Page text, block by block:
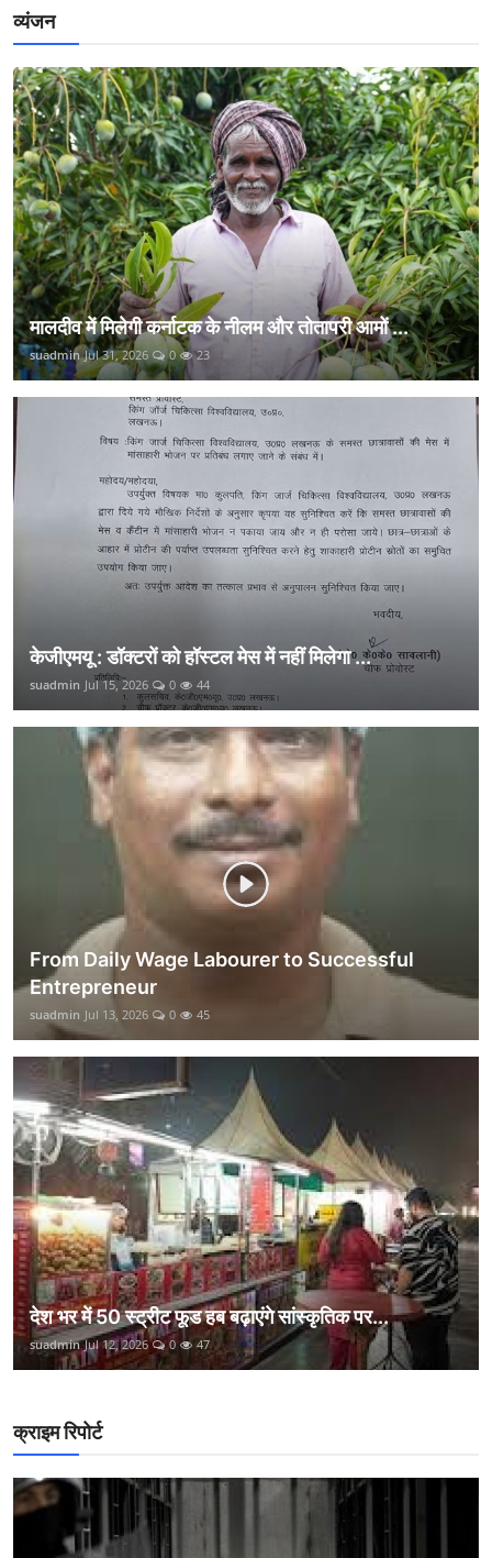
व्यंजन
मालदीव में मिलेगी कर्नाटक के नीलम और तोतापरी आमों ...
suadmin Jul 31, 2026 0 23
केजीएमयू : डॉक्टरों को हॉस्टल मेस में नहीं मिलेगा ...
suadmin Jul 15, 2026 0 44
From Daily Wage Labourer to Successful
Entrepreneur
suadmin Jul 13, 2026 0 45
देश भर में 50 स्ट्रीट फूड हब बढ़ाएंगे सांस्कृतिक पर...
suadmin Jul 12, 2026 0 47
क्राइम रिपोर्ट